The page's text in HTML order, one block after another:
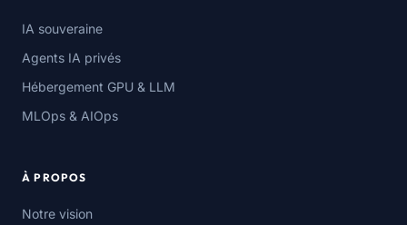
IA souveraine
Agents IA privés
Hébergement GPU & LLM
MLOps & AIOps
À PROPOS
Notre vision